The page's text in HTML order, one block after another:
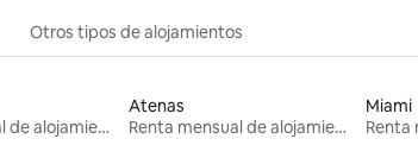
Otros tipos de alojamientos
Renta mensual de alojamientos
Atenas
Renta mensual de alojamientos
Miami